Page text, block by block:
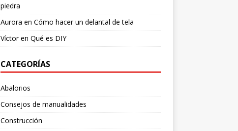
piedra
Aurora en Cómo hacer un delantal de tela
Víctoren Qué es DIY
CATEGORÍAS
Abalorios
Consejos de manualidades
Construcción